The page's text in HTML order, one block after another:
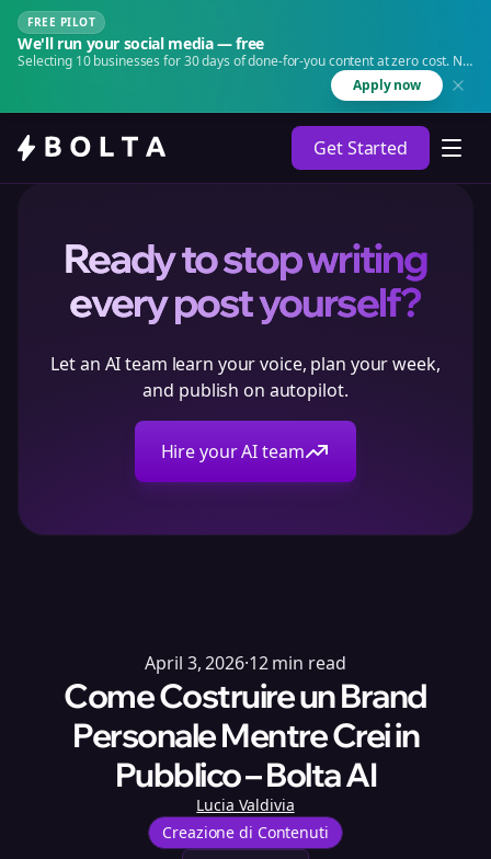
FREE PILOT
We'll run your social media — free
Selecting 10 businesses for 30 days of done-for-you content at zero cost. No
Apply now
Get Started
Ready to stop writing
every post yourself?
Let an AI team learn your voice, plan your week,
and publish on autopilot.
Hire your AI team
April 3, 2026·12 min read
Come Costruire un Brand
Personale Mentre Crei in
Pubblico – Bolta AI
Lucia Valdivia
Creazione di Contenuti